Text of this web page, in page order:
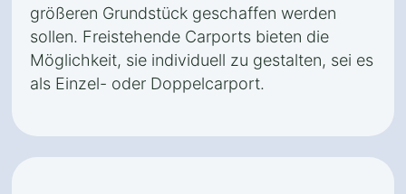
größeren Grundstück geschaffen werden
sollen. Freistehende Carports bieten die
Möglichkeit, sie individuell zu gestalten, sei es
als Einzel- oder Doppelcarport.